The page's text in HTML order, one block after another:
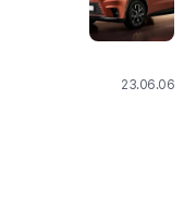
23.06.06